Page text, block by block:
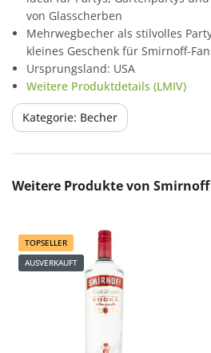
von Glasscherben
Mehrwegbecher als stilvolles
kleines Geschenk für Smirnoff-
Ursprungsland: USA
Weitere Produktdetails (LMIV)
Kategorie: Becher
Produktgalerie überspringen
Weitere Produkte von
TOPSELLER
AUSVERKAUFT